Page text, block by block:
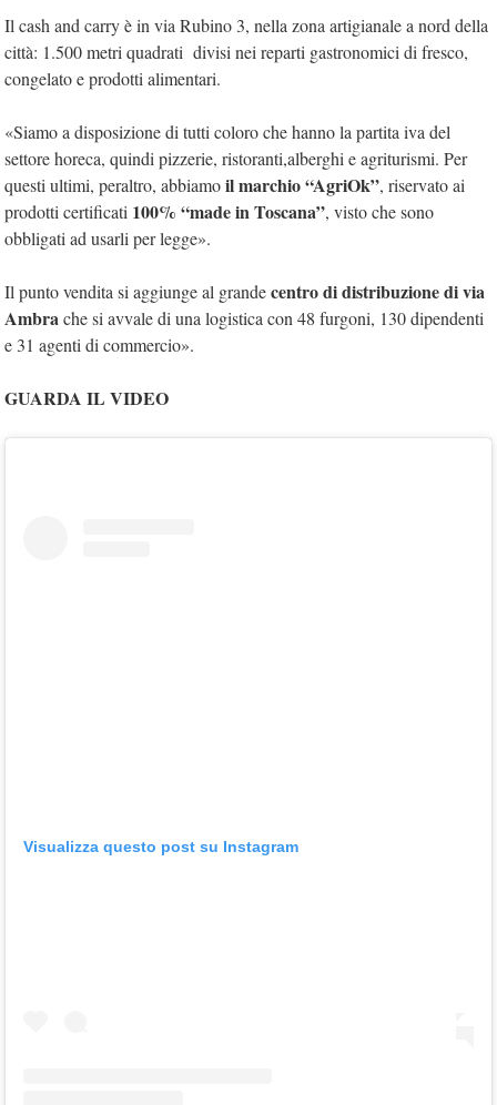
Il cash and carry è in via Rubino 3, nella zona artigianale a nord della
città: 1.500 metri quadrati divisi nei reparti gastronomici di fresco,
congelato e prodotti alimentari.
«Siamo a disposizione di tutti coloro che hanno la partita iva del
settore horeca, quindi pizzerie, ristoranti,alberghi e agriturismi. Per
questi ultimi, peraltro, abbiamoil marchio “AgriOk”, riservato ai
prodotti certificati 100% “made in Toscana”, visto che sono
obbligati ad usarli per legge».
Il punto vendita si aggiunge al grandecentro di distribuzione di via
Ambrache si avvale di una logistica con 48 furgoni, 130 dipendenti
e 31 agenti di commercio».
GUARDA IL VIDEO
Visualizza questo post su Instagram